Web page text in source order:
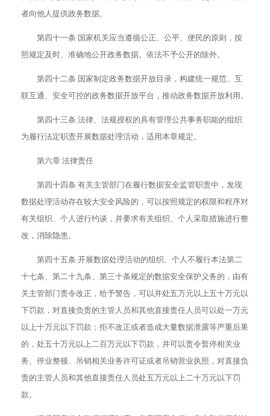
者向他人提供政务数据。
第四十一条 国家机关应当遵循公正、公平、便民的原则，按
照规定及时、准确地公开政务数据。依法不予公开的除外。
第四十二条 国家制定政务数据开放目录，构建统一规范、互
联互通、安全可控的政务数据开放平台，推动政务数据开放利用。
第四十三条 法律、法规授权的具有管理公共事务职能的组织
为履行法定职责开展数据处理活动，适用本章规定。
第六章 法律责任
第四十四条 有关主管部门在履行数据安全监管职责中，发现
数据处理活动存在较大安全风险的，可以按照规定的权限和程序对
有关组织、个人进行约谈，并要求有关组织、个人采取措施进行整
改，消除隐患。
第四十五条 开展数据处理活动的组织、个人不履行本法第二
十七条、第二十九条、第三十条规定的数据安全保护义务的，由有
关主管部门责令改正，给予警告，可以并处五万元以上五十万元以
下罚款，对直接负责的主管人员和其他直接责任人员可以处一万元
以上十万元以下罚款；拒不改正或者造成大量数据泄露等严重后果
的，处五十万元以上二百万元以下罚款，并可以责令暂停相关业
务、停业整顿、吊销相关业务许可证或者吊销营业执照，对直接负
责的主管人员和其他直接责任人员处五万元以上二十万元以下罚
款。